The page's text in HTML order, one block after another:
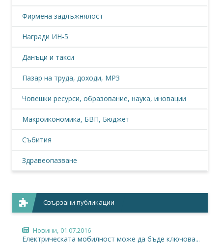
Фирмена задлъжнялост
Награди ИН-5
Данъци и такси
Пазар на труда, доходи, МРЗ
Човешки ресурси, образование, наука, иновации
Макроикономика, БВП, Бюджет
Събития
Здравеопазване
Свързани публикации
Новини, 01.07.2016
Електрическата мобилност може да бъде ключова...